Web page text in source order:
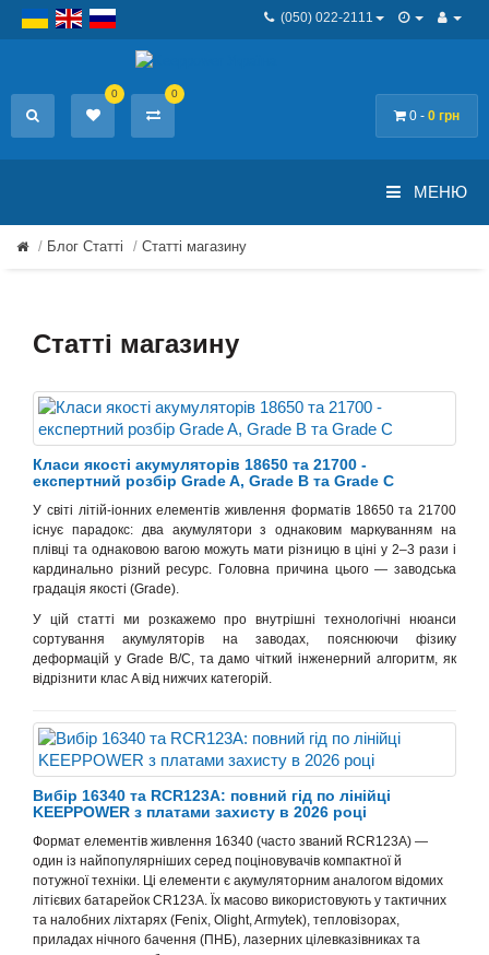
(050) 022-2111
0 - 0 грн
0 0
МЕНЮ
Блог Статті Статті магазину
Статті магазину
Класи якості акумуляторів 18650 та 21700 -
експертний розбір Grade A, Grade B та Grade C
У світі літій-іонних елементів живлення форматів 18650 та 21700
існує парадокс: два акумулятори з однаковим маркуванням на
плівці та однаковою вагою можуть мати різницю в ціні у 2–3 рази і
кардинально різний ресурс. Головна причина цього — заводська
градація якості (Grade).
У цій статті ми розкажемо про внутрішні технологічні нюанси
сортуванняакумуляторів на заводах, пояснюючи фізику
деформацій у Grade B/C, та дамочіткий інженерний алгоритм, як
відрізнити клас A від нижчих категорій.
Вибір 16340 та RCR123A: повний гід по лінійці
KEEPPOWER з платами захисту в 2026 році
Формат елементів живлення 16340 (часто званий RCR123A) —
один із найпопулярніших серед поціновувачів компактної й
потужної техніки. Ці елементи є акумуляторним аналогом відомих
літієвих батарейок CR123A. Їх масово використовують у тактичних
та налобних ліхтарях (Fenix, Olight, Armytek), тепловізорах,
приладах нічного бачення (ПНБ), лазерних цілевказівниках та